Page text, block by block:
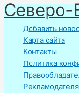
Перейти
к
содержимому
Северо-
Добавить
Карта сайта
Контакты
Политика